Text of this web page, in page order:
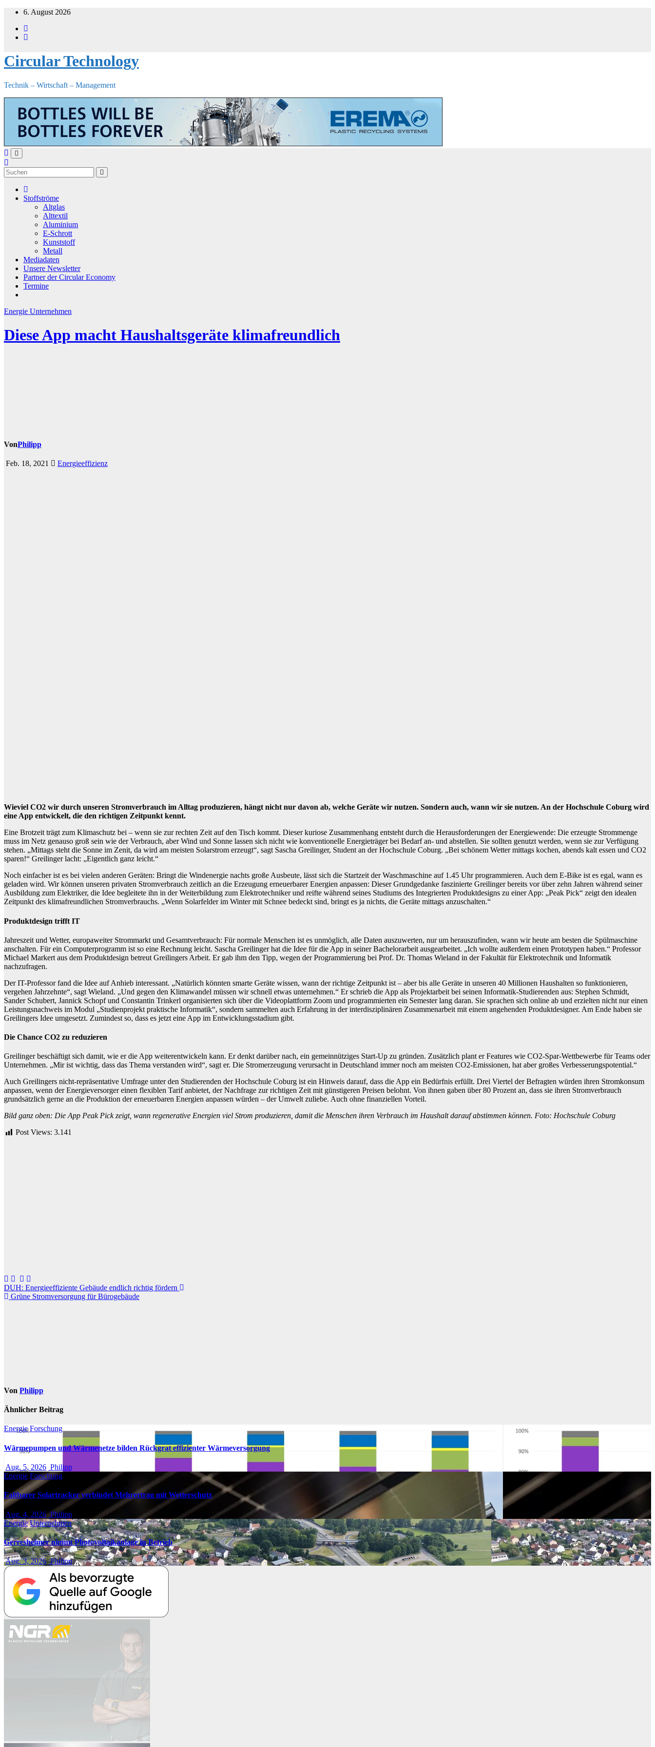
Zum
springen
6. August 2026
Circular Technology
Technik – Wirtschaft – Management
Stoffströme
Altglas
Alttextil
Aluminium
E-Schrott
Kunststoff
Metall
Mediadaten
Unsere Newsletter
Partner der Circular Economy
Termine
Energie Unternehmen
Diese App macht Haushaltsgeräte klimafreundlich
VonPhilipp
Feb. 18, 2021 Energieeffizienz
Wieviel CO2 wir durch unseren Stromverbrauch im Alltag produzieren, hängt nicht nur davon ab, welche Geräte wir nutzen. Sondern auch, wann wir sie nutzen. An der Hochschule Coburg wird
eine App entwickelt, die den richtigen Zeitpunkt kennt.
Eine Brotzeit trägt zum Klimaschutz bei – wenn sie zur rechten Zeit auf den Tisch kommt. Dieser kuriose Zusammenhang entsteht durch die Herausforderungen der Energiewende: Die erzeugte Strommenge
muss im Netz genauso groß sein wie der Verbrauch, aber Wind und Sonne lassen sich nicht wie konventionelle Energieträger bei Bedarf an- und abstellen. Sie sollten genutzt werden, wenn sie zur Verfügung
stehen. „Mittags steht die Sonne im Zenit, da wird am meisten Solarstrom erzeugt“, sagt Sascha Greilinger, Student an der Hochschule Coburg. „Bei schönem Wetter mittags kochen, abends kalt essen und CO2
sparen!“ Greilinger lacht: „Eigentlich ganz leicht.“
Noch einfacher ist es bei vielen anderen Geräten: Bringt die Windenergie nachts große Ausbeute, lässt sich die Startzeit der Waschmaschine auf 1.45 Uhr programmieren. Auch dem E-Bike ist es egal, wann es
geladen wird. Wir können unseren privaten Stromverbrauch zeitlich an die Erzeugung erneuerbarer Energien anpassen: Dieser Grundgedanke faszinierte Greilinger bereits vor über zehn Jahren während seiner
Ausbildung zum Elektriker, die Idee begleitete ihn in der Weiterbildung zum Elektrotechniker und reifte während seines Studiums des Integrierten Produktdesigns zu einer App: „Peak Pick“ zeigt den idealen
Zeitpunkt des klimafreundlichen Stromverbrauchs. „Wenn Solarfelder im Winter mit Schnee bedeckt sind, bringt es ja nichts, die Geräte mittags anzuschalten.“
Produktdesign trifft IT
Jahreszeit und Wetter, europaweiter Strommarkt und Gesamtverbrauch: Für normale Menschen ist es unmöglich, alle Daten auszuwerten, nur um herauszufinden, wann wir heute am besten die Spülmaschine
anschalten. Für ein Computerprogramm ist so eine Rechnung leicht. Sascha Greilinger hat die Idee für die App in seiner Bachelorarbeit ausgearbeitet. „Ich wollte außerdem einen Prototypen haben.“ Professor
Michael Markert aus dem Produktdesign betreut Greilingers Arbeit. Er gab ihm den Tipp, wegen der Programmierung bei Prof. Dr. Thomas Wieland in der Fakultät für Elektrotechnik und Informatik
nachzufragen.
Der IT-Professor fand die Idee auf Anhieb interessant. „Natürlich könnten smarte Geräte wissen, wann der richtige Zeitpunkt ist – aber bis alle Geräte in unseren 40 Millionen Haushalten so funktionieren,
vergehen Jahrzehnte“, sagt Wieland. „Und gegen den Klimawandel müssen wir schnell etwas unternehmen.“ Er schrieb die App als Projektarbeit bei seinen Informatik-Studierenden aus: Stephen Schmidt,
Sander Schubert, Jannick Schopf und Constantin Trinkerl organisierten sich über die Videoplattform Zoom und programmierten ein Semester lang daran. Sie sprachen sich online ab und erzielten nicht nur einen
Leistungsnachweis im Modul „Studienprojekt praktische Informatik“, sondern sammelten auch Erfahrung in der interdisziplinären Zusammenarbeit mit einem angehenden Produktdesigner. Am Ende haben sie
Greilingers Idee umgesetzt. Zumindest so, dass es jetzt eine App im Entwicklungsstadium gibt.
Die Chance CO2 zu reduzieren
Greilinger beschäftigt sich damit, wie er die App weiterentwickeln kann. Er denkt darüber nach, ein gemeinnütziges Start-Up zu gründen. Zusätzlich plant er Features wie CO2-Spar-Wettbewerbe für Teams oder
Unternehmen. „Mir ist wichtig, dass das Thema verstanden wird“, sagt er. Die Stromerzeugung verursacht in Deutschland immer noch am meisten CO2-Emissionen, hat aber großes Verbesserungspotential.“
Auch Greilingers nicht-repräsentative Umfrage unter den Studierenden der Hochschule Coburg ist ein Hinweis darauf, dass die App ein Bedürfnis erfüllt. Drei Viertel der Befragten würden ihren Stromkonsum
anpassen, wenn der Energieversorger einen flexiblen Tarif anbietet, der Nachfrage zur richtigen Zeit mit günstigeren Preisen belohnt. Von ihnen gaben über 80 Prozent an, dass sie ihren Stromverbrauch
grundsätzlich gerne an die Produktion der erneuerbaren Energien anpassen würden – der Umwelt zuliebe. Auch ohne finanziellen Vorteil.
Bild ganz oben: Die App Peak Pick zeigt, wann regenerative Energien viel Strom produzieren, damit die Menschen ihren Verbrauch im Haushalt darauf abstimmen können. Foto: Hochschule Coburg
Post Views: 3.141
Beitragsnavigation
DUH: Energieeffiziente Gebäude endlich richtig fördern
Grüne Stromversorgung für Bürogebäude
Von Philipp
Ähnlicher Beitrag
Energie Forschung
Wärmepumpen und Wärmenetze bilden Rückgrat effizienter Wärmeversorgung
Aug. 5, 2026 Philipp
Energie Forschung
Faltbarer Solartracker verbindet Mehrertrag mit Wetterschutz
Aug. 4, 2026 Philipp
Energie Unternehmen
Gerresheimer nimmt Photovoltaikanlage in Betrieb
Aug. 3, 2026 Philipp